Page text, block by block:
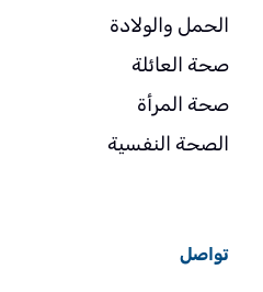
الحمل والولادة
صحة العائلة
صحة المرأة
الصحة النفسية
تواصل